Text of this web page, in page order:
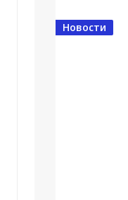
Новости